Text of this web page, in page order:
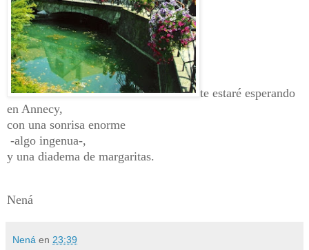
te estaré esperando
en Annecy,
con una sonrisa enorme
-algo ingenua-,
y una diadema de margaritas.
Nená
Nená en 23:39